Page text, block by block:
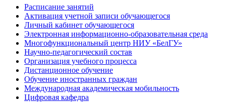
Расписание занятий
Активация учетной записи обучающегося
Личный кабинет обучающегося
Электронная информационно-образовательная среда
Многофункциональный центр НИУ «БелГУ»
Научно-педагогический состав
Организация учебного процесса
Дистанционное обучение
Обучение иностранных граждан
Международная академическая мобильность
Цифровая кафедра